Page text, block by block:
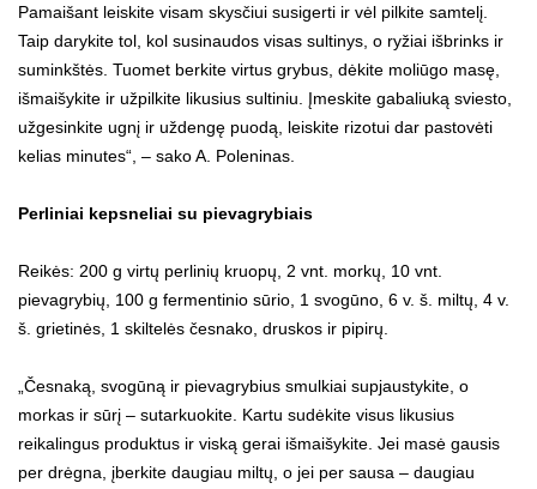
Pamaišant leiskite visam skysčiui susigerti ir vėl pilkite samtelį.
Taip darykite tol, kol susinaudos visas sultinys, o ryžiai išbrinks ir
suminkštės. Tuomet berkite virtus grybus, dėkite moliūgo masę,
išmaišykite ir užpilkite likusius sultiniu. Įmeskite gabaliuką sviesto,
užgesinkite ugnį ir uždengę puodą, leiskite rizotui dar pastovėti
kelias minutes“, – sako A. Poleninas.
Perliniai kepsneliai su pievagrybiais
Reikės: 200 g virtų perlinių kruopų, 2 vnt. morkų, 10 vnt.
pievagrybių, 100 g fermentinio sūrio, 1 svogūno, 6 v. š. miltų, 4 v.
š. grietinės, 1 skiltelės česnako, druskos ir pipirų.
„Česnaką, svogūną ir pievagrybius smulkiai supjaustykite, o
morkas ir sūrį – sutarkuokite. Kartu sudėkite visus likusius
reikalingus produktus ir viską gerai išmaišykite. Jei masė gausis
per drėgna, įberkite daugiau miltų, o jei per sausa – daugiau